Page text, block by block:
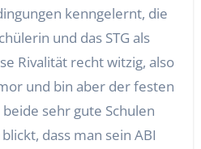
kenngelernt, die
und das STG als
Rivalität recht witzig, also
und bin aber der festen
sehr gute Schulen
dass man sein ABI